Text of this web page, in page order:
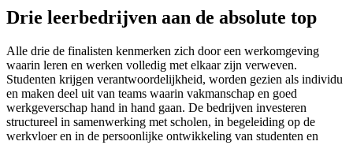
Drie leerbedrijven aan de absolute top
Alle drie de finalisten kenmerken zich door een werkomgeving
waarin leren en werken volledig met elkaar zijn verweven.
Studenten krijgen verantwoordelijkheid, worden gezien als individu
en maken deel uit van teams waarin vakmanschap en goed
werkgeverschap hand in hand gaan. De bedrijven investeren
structureel in samenwerking met scholen, in begeleiding op de
werkvloer en in de persoonlijke ontwikkeling van studenten en